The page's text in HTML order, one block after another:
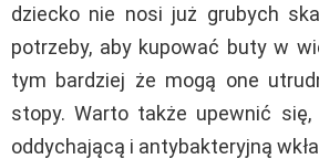
dziecko nie nosi już grubych
potrzeby, aby kupować buty w
tym bardziej że mogą one
stopy. Warto także upewnić
oddychającą i antybakteryjną